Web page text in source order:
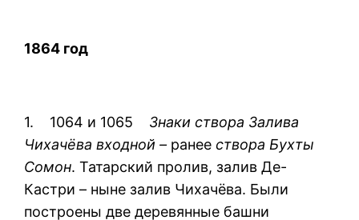
1864 год
1. 1064 и 1065 Знаки створа Залива
Чихачёва входной – ранее створа Бухты
Сомон. Татарский пролив, залив Де-
Кастри – ныне залив Чихачёва. Были
построены две деревянные башни